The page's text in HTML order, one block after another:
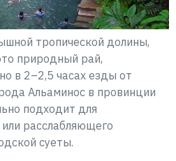
тропической долины,
природный рай,
в 2–2,5 часах езды от
Альаминос в провинции
подходит для
расслабляющего
суеты.